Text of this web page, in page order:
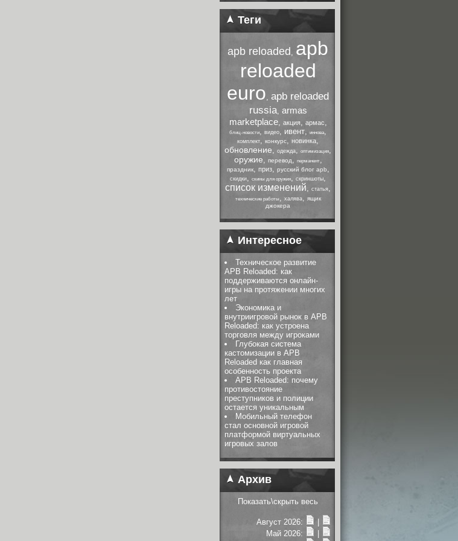
Теги
apb reloaded , apb
reloaded
euro, apb reloaded
russia, armas
marketplace, акция, армас,
блиц-новости, видео, ивент, иннова,
комплект, конкурс, новинка,
обновление, одежда, оптимизация,
оружие, перевод, перманент,
праздник, приз, русский блог apb,
скидки, скины для оружия, скриншоты,
список изменений, статья,
технические работы, халява, ящик
джокера
Интересное
Техническое развитие
APB Reloaded: как
поддерживаются онлайн-
игры на протяжении многих
лет
Экономика и
внутриигровой рынок в APB
Reloaded: как устроена
торговля между игроками
Глубокая система
кастомизации в APB
Reloaded как главная
особенность проекта
APB Reloaded: почему
противостояние
преступников и полиции
остается уникальным
Мобильный телефон
стал основной игровой
платформой виртуальных
игровых залов
Архив
Показать\скрыть весь
Август 2026:
Май 2026: